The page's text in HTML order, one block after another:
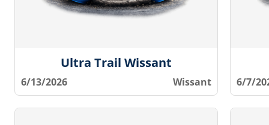
Ultra Trail Wissant
6/13/2026 Wissant 6/7/